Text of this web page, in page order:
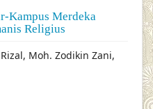
Kampus Merdeka
Religius
Moh. Zodikin Zani,